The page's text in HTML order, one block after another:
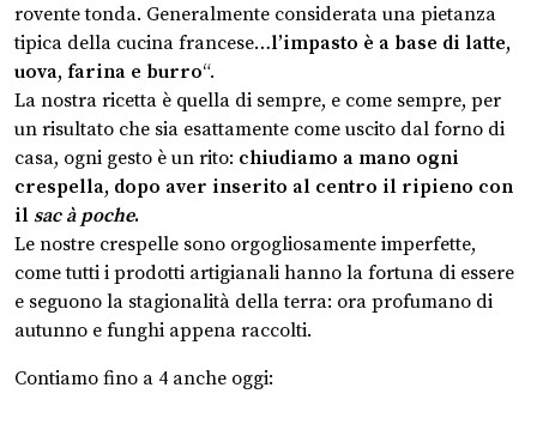
rovente tonda. Generalmente considerata una pietanza
tipica della cucina francese…l’impasto è a base di latte,
uova, farina e burro“.
La nostra ricetta è quella di sempre, e come sempre, per
un risultato che sia esattamente come uscito dal forno di
casa, ogni gesto è un rito: chiudiamo a mano ogni
crespella, dopo aver inserito al centro il ripieno con
il sac à poche.
Le nostre crespelle sono orgogliosamente imperfette,
come tutti i prodotti artigianali hanno la fortuna di essere
e seguono la stagionalità della terra: ora profumano di
autunno e funghi appena raccolti.
Contiamo fino a 4 anche oggi: